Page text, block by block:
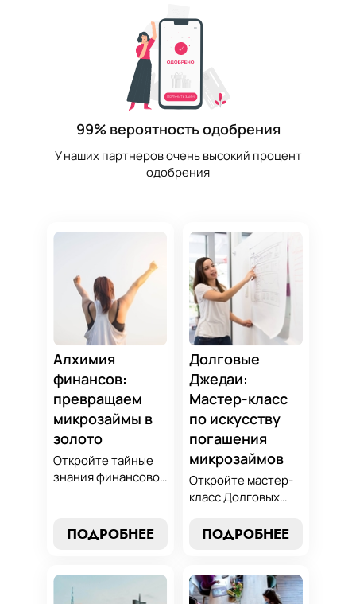
99% вероятность одобрения
У наших партнеров очень высокий процент
одобрения
Алхимия
финансов:
превращаем
микрозаймы в
золото
Откройте тайные
знания финансовой
превращать
обязательства по
золотые
возможности.
ПОДРОБНЕЕ
Долговые
Джедаи:
Мастер-класс
по искусству
погашения
микрозаймов
Откройте мастер-
класс Долговых
погашению
финансового
равновесия.
ПОДРОБНЕЕ